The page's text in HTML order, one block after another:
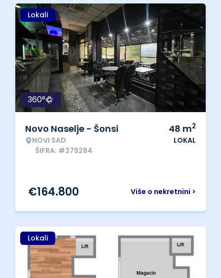
Lokali
360°
Novo Naselje - Šonsi
NOVI SAD
ŠIFRA: #379284
48 m2
LOKAL
Više o nekretnini >
€164.800
Lokali